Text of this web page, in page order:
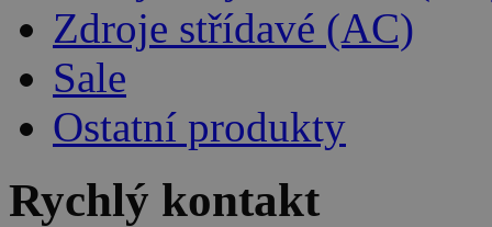
Zdroje střídavé (AC)
Sale
Ostatní produkty
Rychlý kontakt